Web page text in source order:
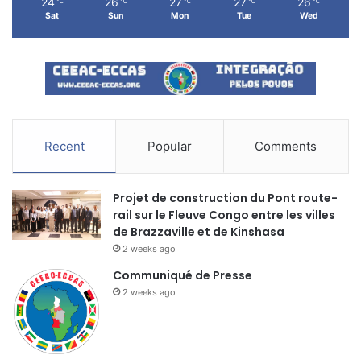
Sat Sun Mon Tue Wed
Recent Popular Comments
Projet de construction du Pont route-
rail sur le Fleuve Congo entre les villes
de Brazzaville et de Kinshasa
2 weeks ago
Communiqué de Presse
2 weeks ago